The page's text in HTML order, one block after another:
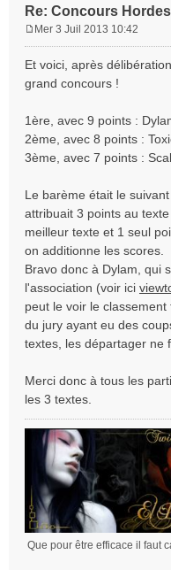
Re: Concours
s
s
g
e
Mer 3 Juil 2013 10:42
Et voici, après
grand concours !
1ère, avec 9 points :
2ème, avec 8 points :
3ème, avec 7 points :
Le barème était le
attribuait 3 points au
meilleur texte et 1 seul
on additionne les scores.
Bravo donc à Dylam, qui
l'association (voir ici
peut le voir le
du jury ayant eu des
textes, les départager ne
Merci donc à tous les
les 3 textes.
Que pour être efficace il faut